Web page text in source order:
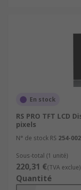
En stock
RS PRO TFT LCD
pixels
N° de stock RS 254-
Sous-total (1 unité)
220,31 €(TVA exclue)
Quantité